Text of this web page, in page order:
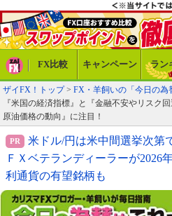
FX比較 キャンペーン ラン
ザイFX！トップ> FX・羊飼いの「今日の為
『米国の経済指標』と『金融不安やリスク
原油価格の動向』に注目！
米ドル/円は米中間選挙次第
ＦＸベテランディーラーが2026
利通貨の有望銘柄も